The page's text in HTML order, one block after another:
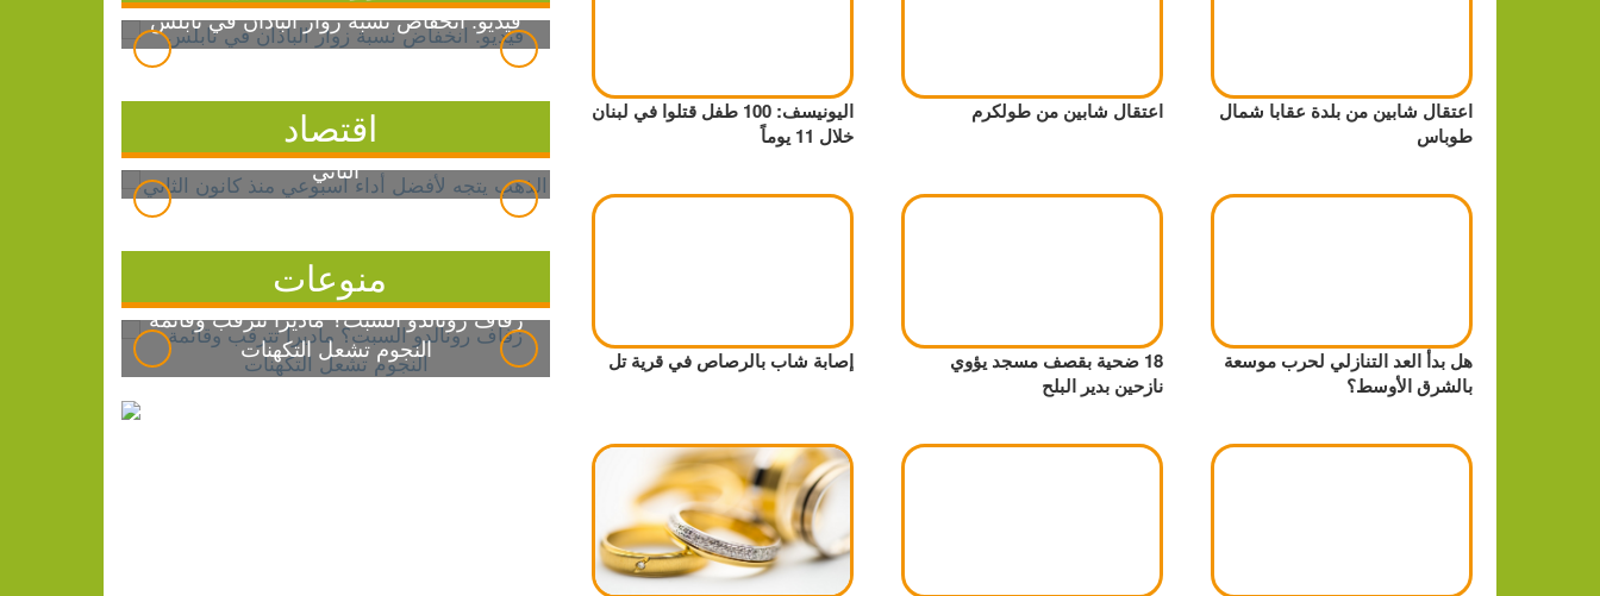
اعتقال شابين من بلدة عقابا شمال
طوباس
اعتقال شابين من طولكرم
اليونيسف: 100 طفل قتلوا في لبنان
خلال 11 يوماً
هل بدأ العد التنازلي لحرب موسعة
بالشرق الأوسط؟
18 ضحية بقصف مسجد يؤوي
نازحين بدير البلح
إصابة شاب بالرصاص في قرية تل
فيديو: انخفاض نسبة زوار الباذان في نابلس
اقتصاد
الذهب يتجه لأفضل أداء أسبوعي منذ كانون
الثاني
منوعات
زفاف رونالدو السبت؟ ماديرا تترقب وقائمة
النجوم تشعل التكهنات